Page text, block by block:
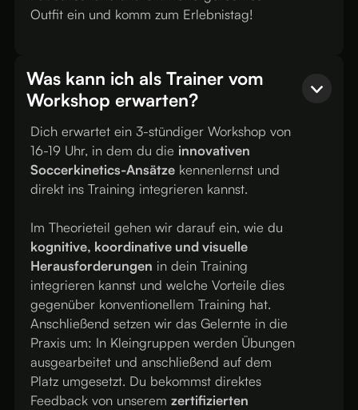
Outfit ein und komm zum Erlebnistag!
Was kann ich als Trainer vom
Workshop erwarten?
Dich erwartet ein 3-stündiger Workshop von
16-19 Uhr, in dem du die innovativen
Soccerkinetics-Ansätze kennenlernst und
direkt ins Training integrieren kannst.
Im Theorieteil gehen wir darauf ein, wie du
kognitive, koordinative und visuelle
Herausforderungen in dein Training
integrieren kannst und welche Vorteile dies
gegenüber konventionellem Training hat.
Anschließend setzen wir das Gelernte in die
Praxis um: In Kleingruppen werden Übungen
ausgearbeitet und anschließend auf dem
Platz umgesetzt. Du bekommst direktes
Feedback von unseremzertifizierten